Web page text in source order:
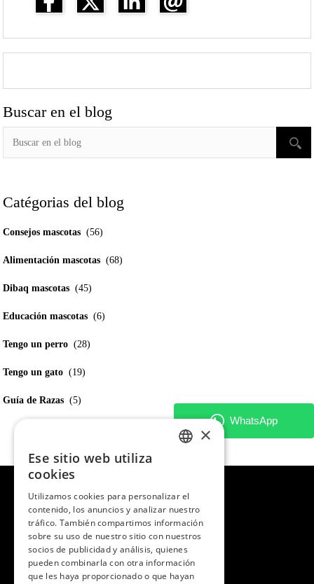
Buscar en el blog
Catégorias del blog
Consejos mascotas (56)
Alimentación mascotas (68)
Dibaq mascotas (45)
Educación mascotas (6)
Tengo un perro (28)
Tengo un gato (19)
Guía de Razas (5)
PORTUGUESE
×
Ese sitio web utiliza
cookies
Utilizamos cookies para personalizar el
contenido, los anuncios y analizar nuestro
tráfico. También compartimos información
sobre su uso de nuestro sitio con nuestros
socios de publicidad y análisis, quienes
pueden combinarla con otra información
que les haya proporcionado o que hayan